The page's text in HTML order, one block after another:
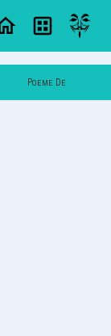
Poeme De